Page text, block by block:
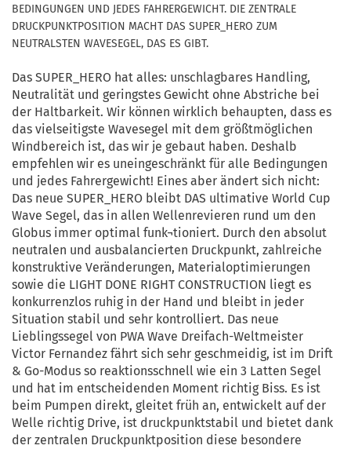
BEDINGUNGEN UND JEDES FAHRERGEWICHT. DIE ZENTRALE
DRUCKPUNKTPOSITION MACHT DAS SUPER_HERO ZUM
NEUTRALSTEN WAVESEGEL, DAS ES GIBT.
Das SUPER_HERO hat alles: unschlagbares Handling,
Neutralität und geringstes Gewicht ohne Abstriche bei
der Haltbarkeit. Wir können wirklich behaupten, dass es
das vielseitigste Wavesegel mit dem größtmöglichen
Windbereich ist, das wir je gebaut haben. Deshalb
empfehlen wir es uneingeschränkt für alle Bedingungen
und jedes Fahrergewicht! Eines aber ändert sich nicht:
Das neue SUPER_HERO bleibt DAS ultimative World Cup
Wave Segel, das in allen Wellenrevieren rund um den
Globus immer optimal funk¬tioniert. Durch den absolut
neutralen und ausbalancierten Druckpunkt, zahlreiche
konstruktive Veränderungen, Materialoptimierungen
sowie die LIGHT DONE RIGHT CONSTRUCTION liegt es
konkurrenzlos ruhig in der Hand und bleibt in jeder
Situation stabil und sehr kontrolliert. Das neue
Lieblingssegel von PWA Wave Dreifach-Weltmeister
Victor Fernandez fährt sich sehr geschmeidig, ist im Drift
& Go-Modus so reaktionsschnell wie ein 3 Latten Segel
und hat im entscheidenden Moment richtig Biss. Es ist
beim Pumpen direkt, gleitet früh an, entwickelt auf der
Welle richtig Drive, ist druckpunktstabil und bietet dank
der zentralen Druckpunktposition diese besondere